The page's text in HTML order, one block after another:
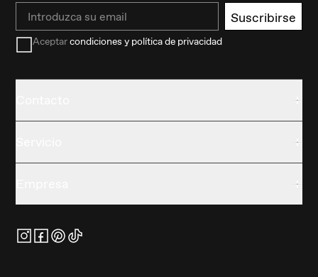
Email Suscribirse
Aceptarcondiciones y política de privacidad